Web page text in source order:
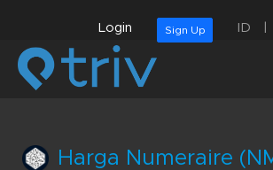
Login Sign Up ID
Harga Numeraire